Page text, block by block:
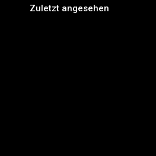
Zuletzt angesehen